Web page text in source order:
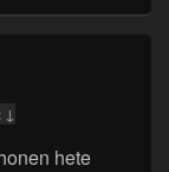
↓
hete